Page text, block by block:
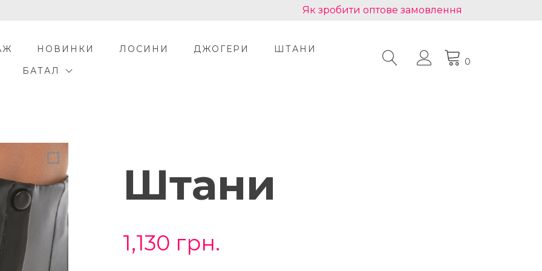
Як зробити оптове замовлення
НОВИНКИ ЛОСИНИ ДЖОГЕРИ
ШТАНИ
БАТАЛ
0
Штани
1,130 грн.